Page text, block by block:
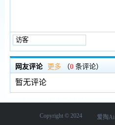
更多
网友评论 （0 条评论）
暂无评论
Copyright © 2024 爱掏Ai